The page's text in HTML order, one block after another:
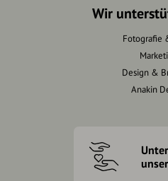
Wir
Fotografie
Design &
Anakin